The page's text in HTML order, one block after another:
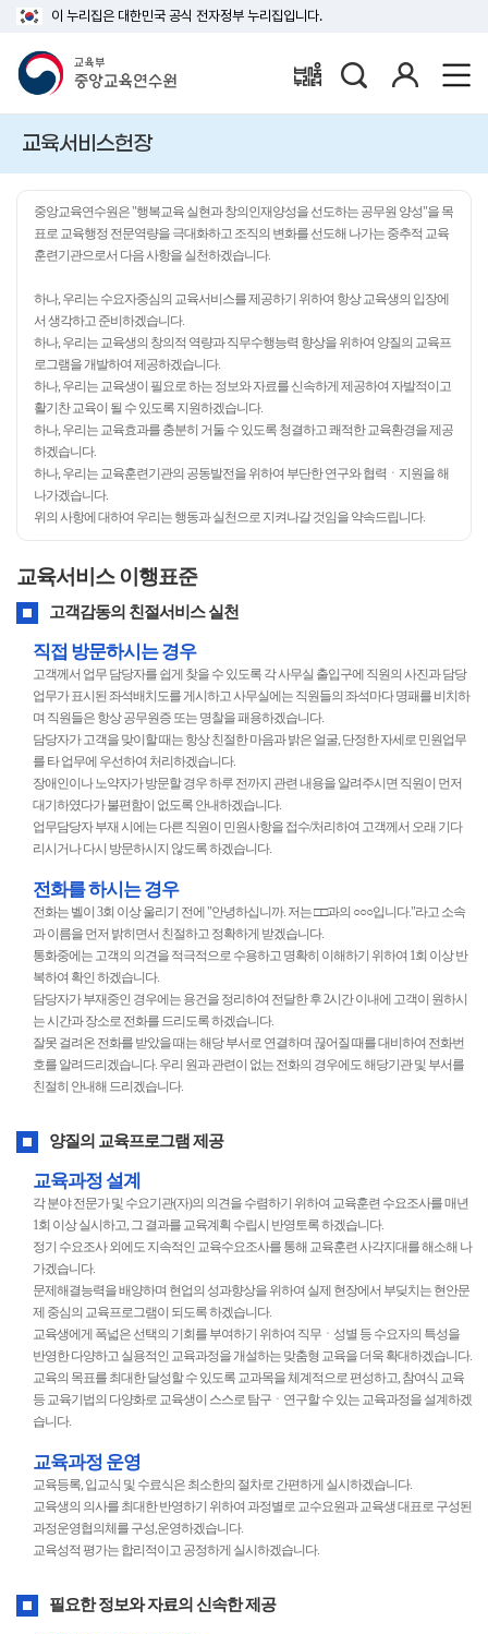
이 누리집은 대한민국 공식 전자정부 누리집입니다.
배움누리터
교육서비스헌장
중앙교육연수원은 "행복교육 실현과 창의인재양성을 선도하는 공무원 양성"을 목
표로 교육행정 전문역량을 극대화하고 조직의 변화를 선도해 나가는 중추적 교육
훈련기관으로서 다음 사항을 실천하겠습니다.
하나, 우리는 수요자중심의 교육서비스를 제공하기 위하여 항상 교육생의 입장에
서 생각하고 준비하겠습니다.
하나, 우리는 교육생의 창의적 역량과 직무수행능력 향상을 위하여 양질의 교육프
로그램을 개발하여 제공하겠습니다.
하나, 우리는 교육생이 필요로 하는 정보와 자료를 신속하게 제공하여 자발적이고
활기찬 교육이 될 수 있도록 지원하겠습니다.
하나, 우리는 교육효과를 충분히 거둘 수 있도록 청결하고 쾌적한 교육환경을 제공
하겠습니다.
하나, 우리는 교육훈련기관의 공동발전을 위하여 부단한 연구와 협력ㆍ지원을 해
나가겠습니다.
위의 사항에 대하여 우리는 행동과 실천으로 지켜나갈 것임을 약속드립니다.
교육서비스 이행표준
고객감동의 친절서비스 실천
직접 방문하시는 경우
고객께서 업무 담당자를 쉽게 찾을 수 있도록 각 사무실 출입구에 직원의 사진과 담당
업무가 표시된 좌석배치도를 게시하고 사무실에는 직원들의 좌석마다 명패를 비치하
며 직원들은 항상 공무원증 또는 명찰을 패용하겠습니다.
담당자가 고객을 맞이할 때는 항상 친절한 마음과 밝은 얼굴, 단정한 자세로 민원업무
를 타 업무에 우선하여 처리하겠습니다.
장애인이나 노약자가 방문할 경우 하루 전까지 관련 내용을 알려주시면 직원이 먼저
대기하였다가 불편함이 없도록 안내하겠습니다.
업무담당자 부재 시에는 다른 직원이 민원사항을 접수/처리하여 고객께서 오래 기다
리시거나 다시 방문하시지 않도록 하겠습니다.
전화를 하시는 경우
전화는 벨이 3회 이상 울리기 전에 "안녕하십니까. 저는 □□과의 ○○○입니다."라고 소속
과 이름을 먼저 밝히면서 친절하고 정확하게 받겠습니다.
통화중에는 고객의 의견을 적극적으로 수용하고 명확히 이해하기 위하여 1회 이상 반
복하여 확인 하겠습니다.
담당자가 부재중인 경우에는 용건을 정리하여 전달한 후 2시간 이내에 고객이 원하시
는 시간과 장소로 전화를 드리도록 하겠습니다.
잘못 걸려온 전화를 받았을 때는 해당 부서로 연결하며 끊어질 때를 대비하여 전화번
호를 알려드리겠습니다. 우리 원과 관련이 없는 전화의 경우에도 해당기관 및 부서를
친절히 안내해 드리겠습니다.
양질의 교육프로그램 제공
교육과정 설계
각 분야 전문가 및 수요기관(자)의 의견을 수렴하기 위하여 교육훈련 수요조사를 매년
1회 이상 실시하고, 그 결과를 교육계획 수립시 반영토록 하겠습니다.
정기 수요조사 외에도 지속적인 교육수요조사를 통해 교육훈련 사각지대를 해소해 나
가겠습니다.
문제해결능력을 배양하며 현업의 성과향상을 위하여 실제 현장에서 부딪치는 현안문
제 중심의 교육프로그램이 되도록 하겠습니다.
교육생에게 폭넓은 선택의 기회를 부여하기 위하여 직무ㆍ성별 등 수요자의 특성을
반영한 다양하고 실용적인 교육과정을 개설하는 맞춤형 교육을 더욱 확대하겠습니다.
교육의 목표를 최대한 달성할 수 있도록 교과목을 체계적으로 편성하고, 참여식 교육
등 교육기법의 다양화로 교육생이 스스로 탐구ㆍ연구할 수 있는 교육과정을 설계하겠
습니다.
교육과정 운영
교육등록, 입교식 및 수료식은 최소한의 절차로 간편하게 실시하겠습니다.
교육생의 의사를 최대한 반영하기 위하여 과정별로 교수요원과 교육생 대표로 구성된
과정운영협의체를 구성,운영하겠습니다.
교육성적 평가는 합리적이고 공정하게 실시하겠습니다.
필요한 정보와 자료의 신속한 제공